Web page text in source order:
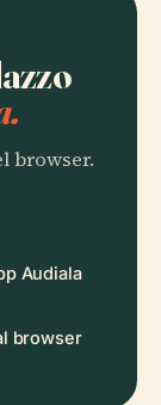
browser.
Audiala
browser